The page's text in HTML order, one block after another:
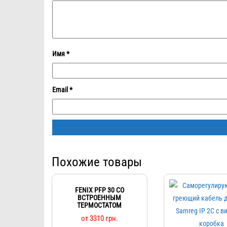
Имя*
Email *
Похожие товары
FENIX PFP 30 СО
ВСТРОЕННЫМ
ТЕРМОСТАТОМ
от3310 грн.